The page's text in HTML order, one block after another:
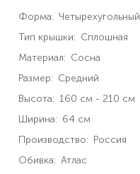
Форма: Четырехугольный
Тип крышки: Сплошная
Материал: Сосна
Размер: Средний
Высота: 160 см - 210 см
Ширина: 64 см
Производство: Россия
Обивка: Атлас